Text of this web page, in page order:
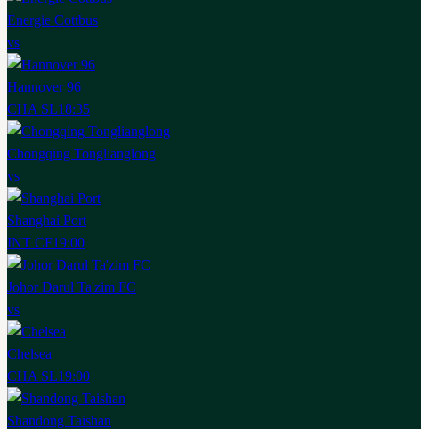
Energie Cottbus
vs
Hannover 96
CHA SL18:35
Chongqing Tonglianglong
vs
Shanghai Port
INT CF19:00
Johor Darul Ta'zim FC
vs
Chelsea
CHA SL19:00
Shandong Taishan